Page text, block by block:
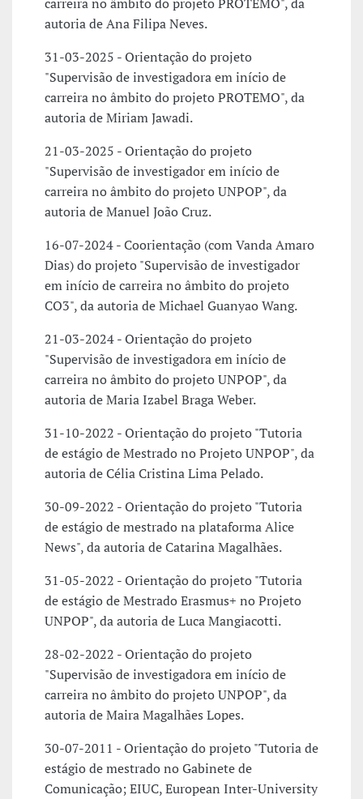
autoria de Ana Filipa Neves.
31-03-2025 - Orientação do projeto
"Supervisão de investigadora em início de
carreira no âmbito do projeto PROTEMO", da
autoria de Miriam Jawadi.
21-03-2025 - Orientação do projeto
"Supervisão de investigador em início de
carreira no âmbito do projeto UNPOP", da
autoria de Manuel João Cruz.
16-07-2024 - Coorientação (com Vanda Amaro
Dias) do projeto "Supervisão de investigador
em início de carreira no âmbito do projeto
CO3", da autoria de Michael Guanyao Wang.
21-03-2024 - Orientação do projeto
"Supervisão de investigadora em início de
carreira no âmbito do projeto UNPOP", da
autoria de Maria Izabel Braga Weber.
31-10-2022 - Orientação do projeto "Tutoria
de estágio de Mestrado no Projeto UNPOP", da
autoria de Célia Cristina Lima Pelado.
30-09-2022 - Orientação do projeto "Tutoria
de estágio de mestrado na plataforma Alice
News", da autoria de Catarina Magalhães.
31-05-2022 - Orientação do projeto "Tutoria
de estágio de Mestrado Erasmus+ no Projeto
UNPOP", da autoria de Luca Mangiacotti.
28-02-2022 - Orientação do projeto
"Supervisão de investigadora em início de
carreira no âmbito do projeto UNPOP", da
autoria de Maira Magalhães Lopes.
30-07-2011 - Orientação do projeto "Tutoria de
estágio de mestrado no Gabinete de
Comunicação; EIUC, European Inter-University